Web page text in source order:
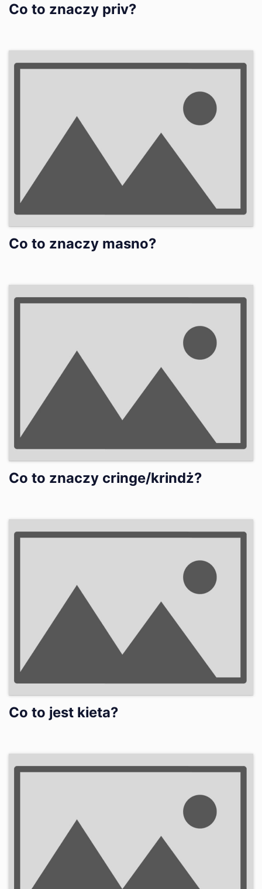
Co to znaczy priv?
Co to znaczy masno?
Co to znaczy cringe/krindż?
Co to jest kieta?